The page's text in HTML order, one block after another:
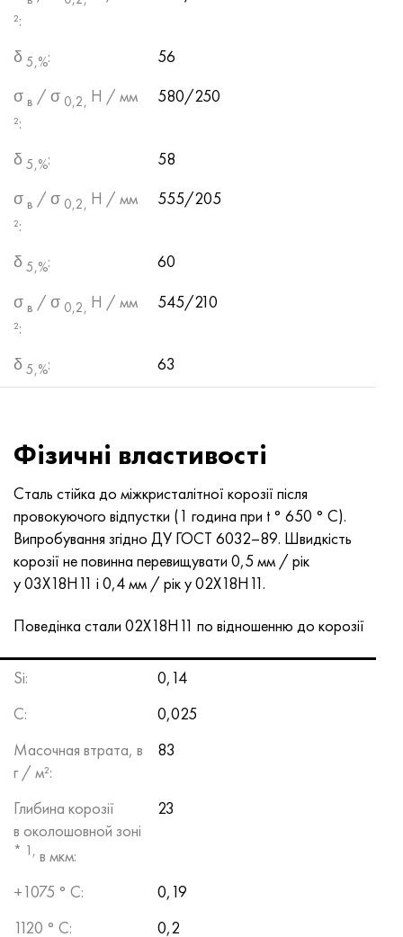
²:
δ 5,%:
56
σ в / σ 0,2, Н / мм
²:
580/250
δ 5,%:
58
σ в / σ 0,2, Н / мм
²:
555/205
δ 5,%:
60
σ в / σ 0,2, Н / мм
²:
545/210
δ 5,%: 63
Фізичні властивості
Сталь стійка до міжкристалітної корозії після
провокуючого відпустки (1 година при t ° 650 ° С).
Випробування згідно ДУ ГОСТ 6032–89. Швидкість
корозії не повинна перевищувати 0,5 мм / рік
у 03Х18Н11 і 0,4 мм / рік у 02Х18Н11.
Поведінка стали 02Х18Н11 по відношенню до корозії
Si:
0,14
C:
0,025
Масочная втрата, в
г / м²:
83
Глибина корозії
в околошовной зоні
* 1, в мкм:
23
+1075 ° С:
0,19
1120 ° С:
0,2